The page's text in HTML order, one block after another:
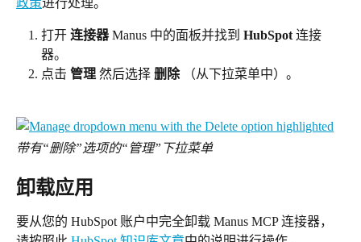
打开 连接器 Manus 中的面板并找到 HubSpot 连接
器。
点击 管理 然后选择 删除 （从下拉菜单中）。
带有“删除”选项的“管理”下拉菜单
卸载应用
要从您的 HubSpot 账户中完全卸载 Manus MCP 连接器，